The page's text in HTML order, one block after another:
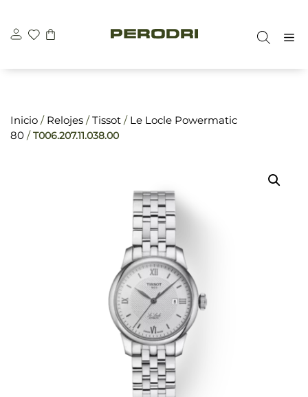
contenido
Inicio / Relojes /Tissot / Le Locle Powermatic
80 /T006.207.11.038.00